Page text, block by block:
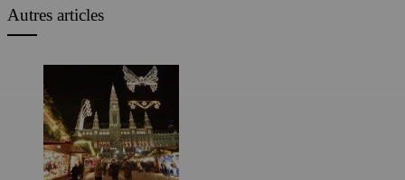
Autres articles